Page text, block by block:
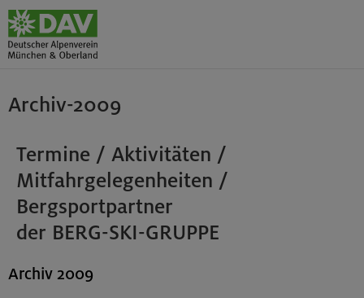
Archiv-2009
Termine / Aktivitäten /
Mitfahrgelegenheiten /
Bergsportpartner
der BERG-SKI-GRUPPE
Archiv 2009